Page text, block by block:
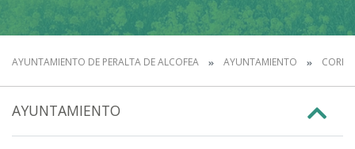
AYUNTAMIENTO DE PERALTA DE ALCOFEA AYUNTAMIENTO
AYUNTAMIENTO